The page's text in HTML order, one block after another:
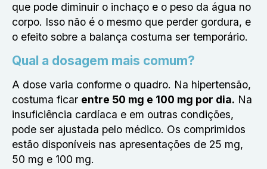
que pode diminuir o inchaço e o peso da água no
corpo. Isso não é o mesmo que perder gordura, e
o efeito sobre a balança costuma ser temporário.
Qual a dosagem mais comum?
A dose varia conforme o quadro. Na hipertensão,
costuma ficar entre 50 mg e 100 mg por dia. Na
insuficiência cardíaca e em outras condições,
pode ser ajustada pelo médico. Os comprimidos
estão disponíveis nas apresentações de 25 mg,
50 mg e 100 mg.